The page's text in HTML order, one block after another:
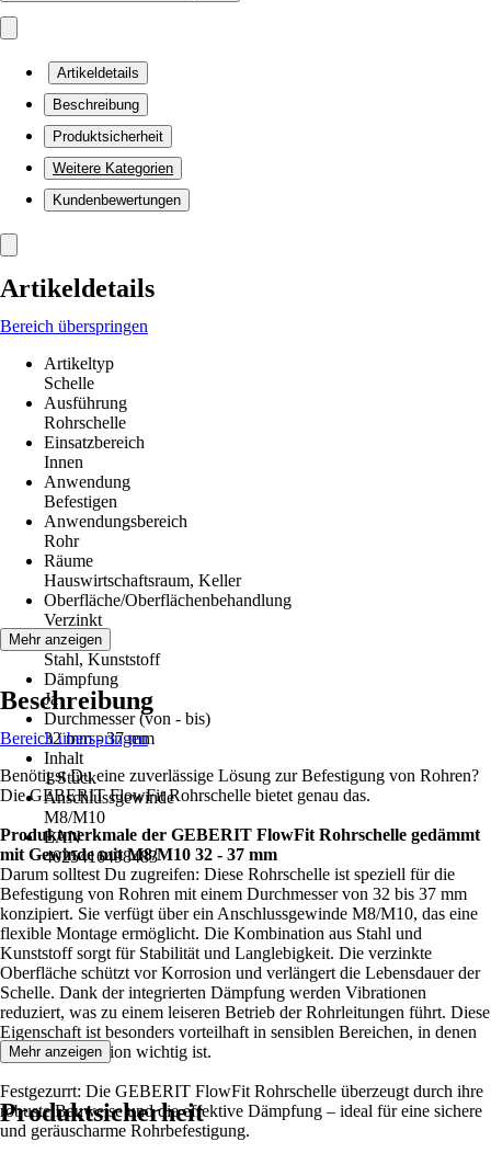
Artikeldetails
Beschreibung
Produktsicherheit
Weitere Kategorien
Kundenbewertungen
Artikeldetails
Bereich überspringen
Artikeltyp
Schelle
Ausführung
Rohrschelle
Einsatzbereich
Innen
Anwendung
Befestigen
Anwendungsbereich
Rohr
Räume
Hauswirtschaftsraum, Keller
Oberfläche/Oberflächenbehandlung
Verzinkt
Material
Stahl, Kunststoff
Dämpfung
Ja
Durchmesser (von - bis)
32 mm - 37 mm
Inhalt
1 Stück
Anschlussgewinde
M8/M10
EAN
4025416498483
Mehr anzeigen
Beschreibung
Bereich überspringen
Benötigst Du eine zuverlässige Lösung zur Befestigung von Rohren?
Die GEBERIT FlowFit Rohrschelle bietet genau das.
Produktmerkmale der GEBERIT FlowFit Rohrschelle gedämmt
mit Gewinde mit M8/M10 32 - 37 mm
Darum solltest Du zugreifen: Diese Rohrschelle ist speziell für die
Befestigung von Rohren mit einem Durchmesser von 32 bis 37 mm
konzipiert. Sie verfügt über ein Anschlussgewinde M8/M10, das eine
flexible Montage ermöglicht. Die Kombination aus Stahl und
Kunststoff sorgt für Stabilität und Langlebigkeit. Die verzinkte
Oberfläche schützt vor Korrosion und verlängert die Lebensdauer der
Schelle. Dank der integrierten Dämpfung werden Vibrationen
reduziert, was zu einem leiseren Betrieb der Rohrleitungen führt. Diese
Eigenschaft ist besonders vorteilhaft in sensiblen Bereichen, in denen
Geräuschreduktion wichtig ist.
Festgezurrt: Die GEBERIT FlowFit Rohrschelle überzeugt durch ihre
robuste Bauweise und die effektive Dämpfung – ideal für eine sichere
und geräuscharme Rohrbefestigung.
Mehr anzeigen
Produktsicherheit